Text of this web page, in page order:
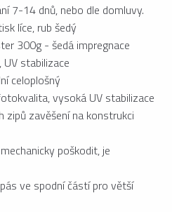
7-14 dnů, nebo dle domluvy.
líce, rub šedý
300g - šedá impregnace
stabilizace
celoplošný
vysoká UV stabilizace
zipů zavěšení na konstrukci
poškodit, je
ve spodní částí pro větší